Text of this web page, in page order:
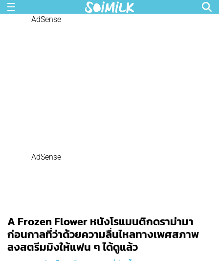
AdSense
AdSense
A Frozen Flower หนังโรแมนติกดราม่ามา
ก่อนกาลที่ว่าด้วยความลื่นไหลทางเพศสภาพ
ลงสตรีมมิงให้แฟน ๆ ได้ดูแล้ว